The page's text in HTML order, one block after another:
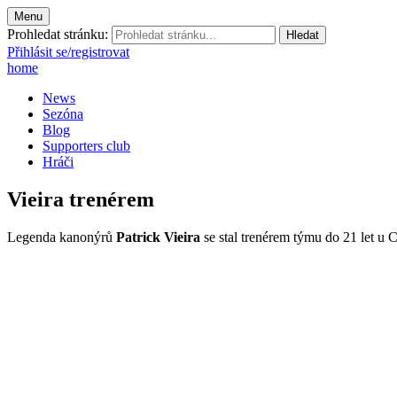
Menu
Prohledat stránku:
Přihlásit se/registrovat
home
News
Sezóna
Blog
Supporters club
Hráči
Vieira trenérem
Legenda kanonýrů Patrick Vieira se stal trenérem týmu do 21 let u